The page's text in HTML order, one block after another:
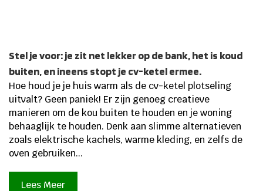
Stel je voor: je zit net lekker op de bank, het is koud
buiten, en ineens stopt je cv-ketel ermee.
Hoe houd je je huis warm als de cv-ketel plotseling
uitvalt? Geen paniek! Er zijn genoeg creatieve
manieren om de kou buiten te houden en je woning
behaaglijk te houden. Denk aan slimme alternatieven
zoals elektrische kachels, warme kleding, en zelfs de
oven gebruiken...
Lees Meer